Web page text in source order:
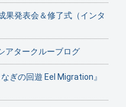
果発表会＆修了式（インタ
アタークルーブログ
ぎの回遊 Eel Migration』